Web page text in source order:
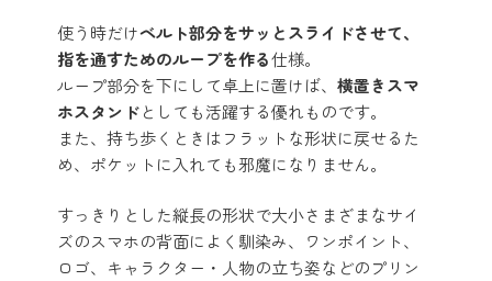
使う時だけベルト部分をサッとスライドさせて、
指を通すためのループを作る仕様。
ループ部分を下にして卓上に置けば、 横置きスマ
ホスタンドとしても活躍する優れものです。
また、持ち歩くときはフラットな形状に戻せるた
め、ポケットに入れても邪魔になりません。
すっきりとした縦長の形状で大小さまざまなサイ
ズのスマホの背面によく馴染み、ワンポイント、
ロゴ、キャラクター・人物の立ち姿などのプリン